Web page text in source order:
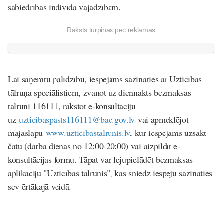
sabiedrības indivīda vajadzībām.
Raksts turpinās pēc reklāmas
Lai saņemtu palīdzību, iespējams sazināties ar Uzticības
tālruņa speciālistiem, zvanot uz diennakts bezmaksas
tālruni 116111, rakstot e-konsultāciju
uzuzticibaspasts116111@bac.gov.lv vai apmeklējot
mājaslapu www.uzticibastalrunis.lv, kur iespējams uzsākt
čatu (darba dienās no 12:00-20:00) vai aizpildīt e-
konsultācijas formu. Tāpat var lejupielādēt bezmaksas
aplikāciju "Uzticības tālrunis", kas sniedz iespēju sazināties
sev ērtākajā veidā.